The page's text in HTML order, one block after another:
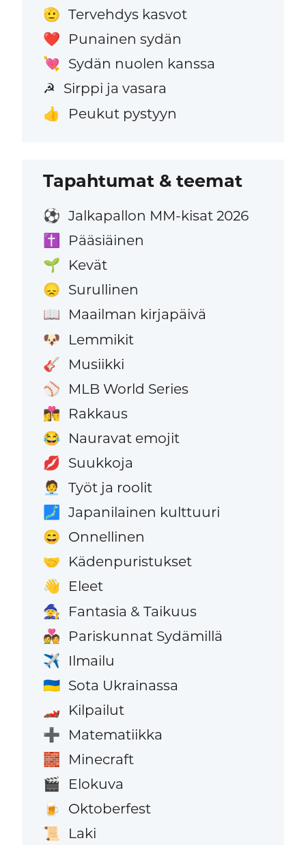
🫡 Tervehdys kasvot
❤️ Punainen sydän
💘 Sydän nuolen kanssa
☭ Sirppi ja vasara
👍 Peukut pystyyn
Tapahtumat & teemat
⚽ Jalkapallon MM-kisat 2026
✝️ Pääsiäinen
🌱 Kevät
😞 Surullinen
📖 Maailman kirjapäivä
🐶 Lemmikit
🎸 Musiikki
⚾ MLB World Series
👩‍❤️‍💋‍👨 Rakkaus
😂 Nauravat emojit
💋 Suukkoja
🧑‍💼 Työt ja roolit
🗾 Japanilainen kulttuuri
😄 Onnellinen
🤝 Kädenpuristukset
👋 Eleet
🧙 Fantasia & Taikuus
💑 Pariskunnat Sydämillä
✈️ Ilmailu
🇺🇦 Sota Ukrainassa
🏎️ Kilpailut
➕ Matematiikka
🧱 Minecraft
🎬 Elokuva
🍺 Oktoberfest
📜 Laki